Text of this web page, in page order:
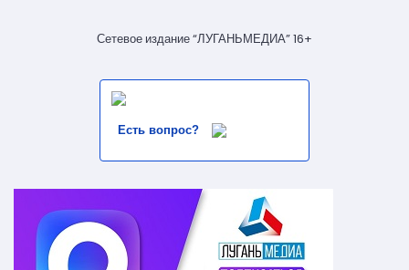
Сетевое издание “ЛУГАНЬМЕДИА” 16+
Есть вопрос?